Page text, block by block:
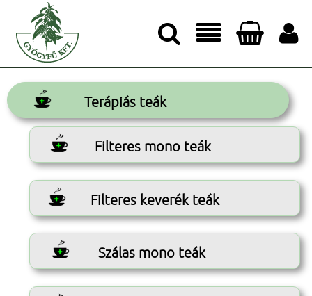




Terápiás teák
Filteres mono teák
Filteres keverék teák
Szálas mono teák